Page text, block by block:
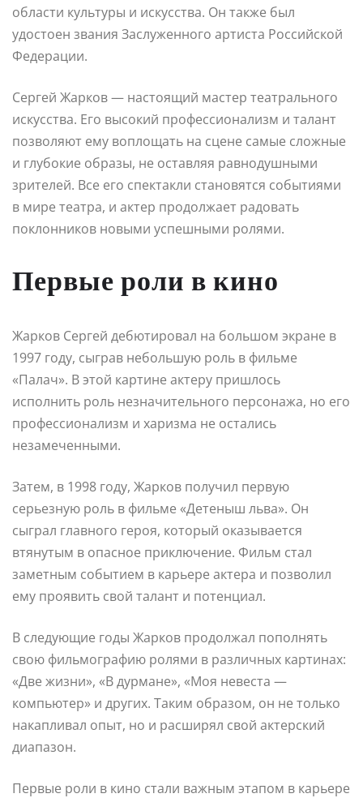
области культуры и искусства. Он также был
удостоен звания Заслуженного артиста Российской
Федерации.
Сергей Жарков — настоящий мастер театрального
искусства. Его высокий профессионализм и талант
позволяют ему воплощать на сцене самые сложные
и глубокие образы, не оставляя равнодушными
зрителей. Все его спектакли становятся событиями
в мире театра, и актер продолжает радовать
поклонников новыми успешными ролями.
Первые роли в кино
Жарков Сергей дебютировал на большом экране в
1997 году, сыграв небольшую роль в фильме
«Палач». В этой картине актеру пришлось
исполнить роль незначительного персонажа, но его
профессионализм и харизма не остались
незамеченными.
Затем, в 1998 году, Жарков получил первую
серьезную роль в фильме «Детеныш льва». Он
сыграл главного героя, который оказывается
втянутым в опасное приключение. Фильм стал
заметным событием в карьере актера и позволил
ему проявить свой талант и потенциал.
В следующие годы Жарков продолжал пополнять
свою фильмографию ролями в различных картинах:
«Две жизни», «В дурмане», «Моя невеста —
компьютер» и других. Таким образом, он не только
накапливал опыт, но и расширял свой актерский
диапазон.
Первые роли в кино стали важным этапом в карьере